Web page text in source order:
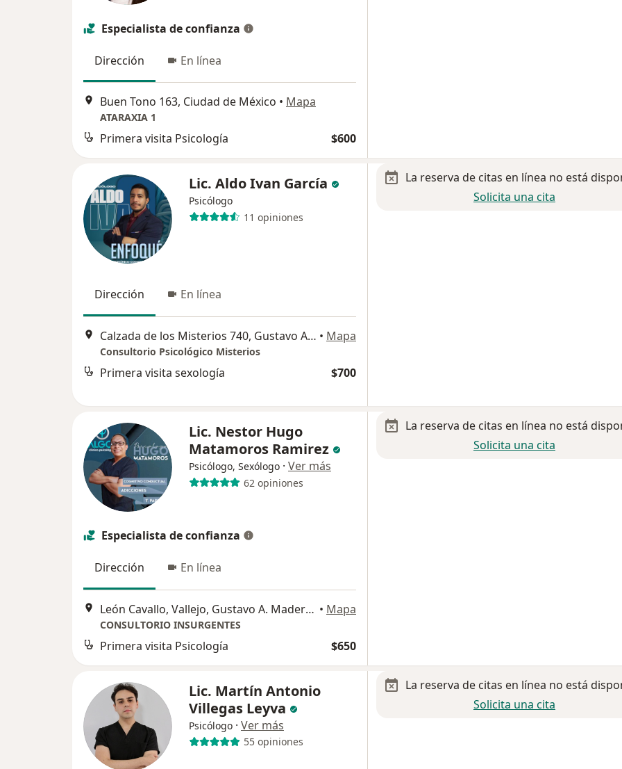
Especialista de confianza
Dirección En línea
Buen Tono 163, Ciudad de México • Mapa
ATARAXIA 1
Primera visita Psicología $600
Lic. Aldo Ivan García
Psicólogo
11 opiniones
Dirección En línea
Calzada de los Misterios 740, Gustavo A Madero • Mapa
Consultorio Psicológico Misterios
Primera visita sexología $700
La reserva de citas en línea no está
Solicita una cita
Lic. Nestor Hugo
Matamoros Ramirez
Psicólogo, Sexólogo · Ver más
62 opiniones
Especialista de confianza
Dirección En línea
León Cavallo, Vallejo, Gustavo A. Madero, 07870 Ciudad de México, CDMX, Cuauhtémoc • Mapa
CONSULTORIO INSURGENTES
Primera visita Psicología $650
La reserva de citas en línea no está
Solicita una cita
Lic. Martín Antonio
Villegas Leyva
Psicólogo · Ver más
55 opiniones
La reserva de citas en línea no está
Solicita una cita